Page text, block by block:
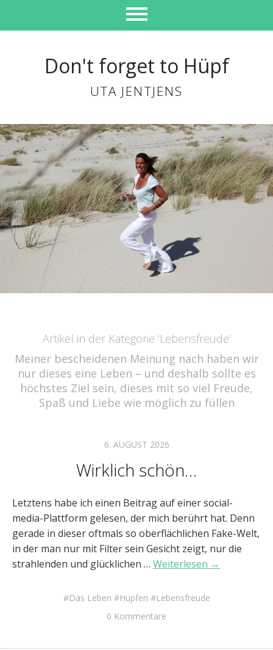
Don't forget to Hüpf
UTA JENTJENS
Artikel in der Kategorie ‘Lebensfreude’
Meiner bescheidenen Meinung nach haben wir
nur dieses eine Leben – und deshalb sollte es
höchstes Ziel sein, dieses mit so viel Freude,
Spaß und Liebe wie möglich zu füllen
6. AUGUST 2026
Wirklich schön…
Letztens habe ich einen Beitrag auf einer social-
media-Plattform gelesen, der mich berührt hat. Denn
gerade in dieser oftmals so oberflächlichen Fake-Welt,
in der man nur mit Filter sein Gesicht zeigt, nur die
strahlenden und glücklichen … Weiterlesen →
Das Leben Hüpfen
Lebensfreude
0 Kommentare